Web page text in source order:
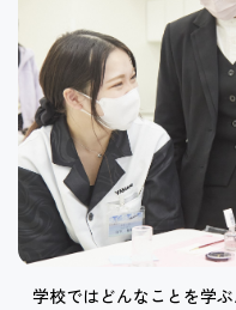
学校ではどんなことを学